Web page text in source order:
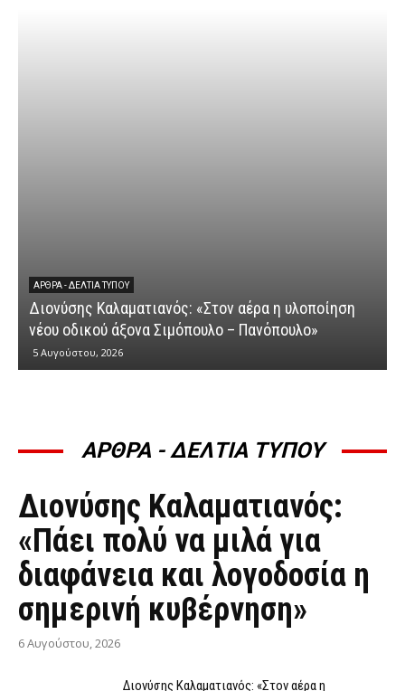
ΆΡΘΡΑ - ΔΕΛΤΊΑ ΤΎΠΟΥ
Διονύσης Καλαματιανός: «Στον αέρα η υλοποίηση
νέου οδικού άξονα Σιμόπουλο – Πανόπουλο»
5 Αυγούστου, 2026
ΑΡΘΡΑ - ΔΕΛΤΙΑ ΤΥΠΟΥ
ΆΡΘΡΑ - ΔΕΛΤΊΑ ΤΎΠΟΥ
Διονύσης Καλαματιανός:
«Πάει πολύ να μιλά για
διαφάνεια και λογοδοσία η
σημερινή κυβέρνηση»
6 Αυγούστου, 2026
Διονύσης Καλαματιανός: «Στον αέρα η